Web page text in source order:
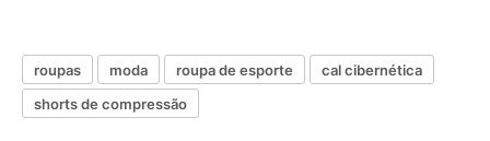
roupas moda roupa de esporte
cal cibernética
shorts de compressão